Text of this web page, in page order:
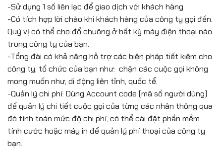
-Sử dụng 1 số liên lạc để giao dịch với khách hàng.
-Có tích hợp lời chào khi khách hàng của công ty gọi đến.
Quý vị có thể cho đổ chuông ở bất kỳ máy điện thoại nào
trong công ty của bạn.
-Tổng đài có khả năng hỗ trợ các biện pháp tiết kiệm cho
công ty, tổ chức của bạn như: chặn các cuộc gọi không
mong muốn như, di động liên tỉnh, quốc tể.
-Quản lý chi phí: Dùng Account code (mã số người dùng)
để quản lý chi tiết cuộc gọi của từng các nhân thông qua
đó tính toán mức độ chi phí, có thể cài đặt phần mềm
tính cước hoặc máy in để quản lý phí thoại của công ty
bạn.